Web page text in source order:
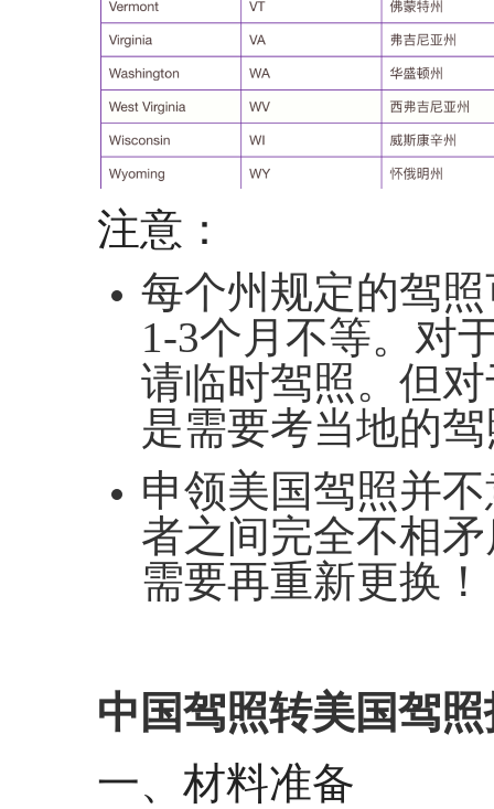
注意：
每个州规定的驾
1-3个月不等。对
请临时驾照。但
是需要考当地的
申领美国驾照并
者之间完全不相
需要再重新更换
中国驾照转美国驾
一、材料准备